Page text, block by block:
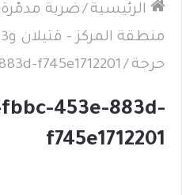
الرئيسية / ضربة
حرجة /
f745e1712201
fbbc-453e-883d-
f745e1712201